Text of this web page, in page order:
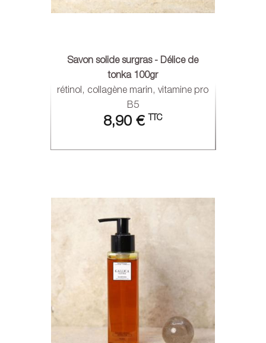
Savon solide surgras - Délice de
tonka 100gr
rétinol, collagène marin, vitamine pro
B5
8,90 € TTC